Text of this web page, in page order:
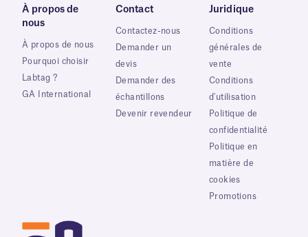
À propos de
nous
À propos de nous
Pourquoi choisir
Labtag ?
GA International
Contact
Contactez-nous
Demander un
devis
Demander des
échantillons
Devenir revendeur
Juridique
Conditions
générales de
vente
Conditions
d'utilisation
Politique de
confidentialité
Politique en
matière de
cookies
Promotions